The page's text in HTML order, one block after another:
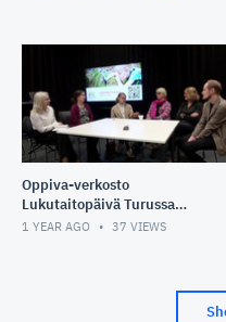
Oppiva-verkosto
Lukutaitopäivä Turussa
24.4.2025 pyöreän pöydän
1 YEAR AGO 37 VIEWS